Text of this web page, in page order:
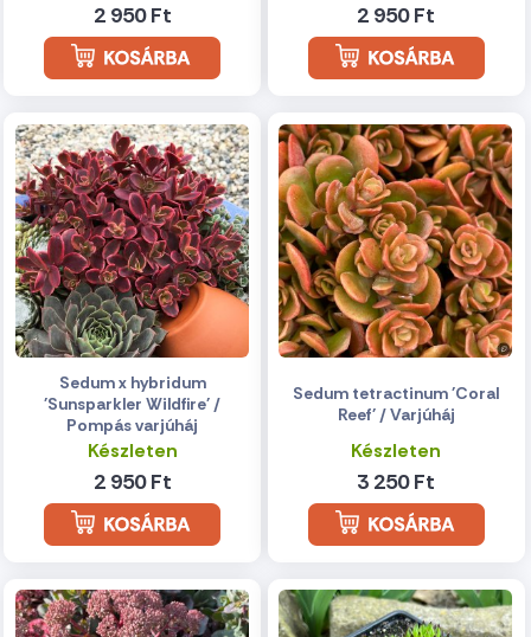
2 950 Ft 2 950 Ft
Sedum x hybridum
'Sunsparkler Wildfire' /
Pompás varjúháj
Készleten
2 950 Ft
Sedum tetractinum 'Coral
Reef' / Varjúháj
Készleten
3 250 Ft